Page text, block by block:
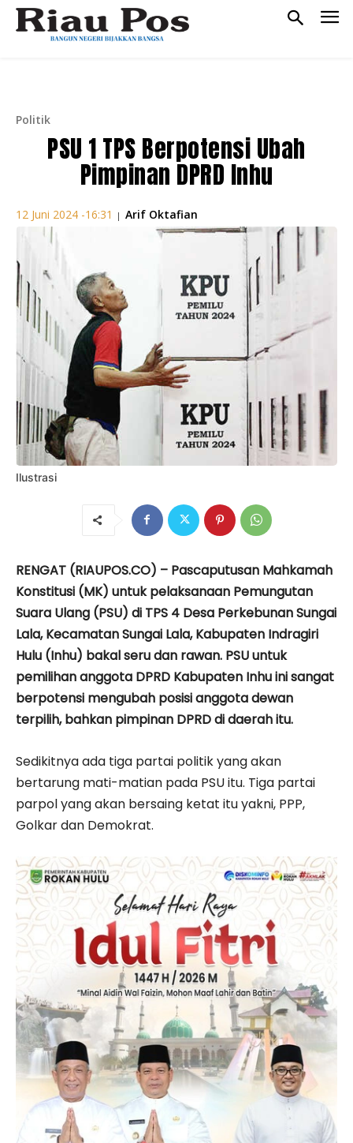
Politik
PSU 1 TPS Berpotensi Ubah
Pimpinan DPRD Inhu
12 Juni 2024 -16:31 | Arif Oktafian
Ilustrasi
RENGAT (RIAUPOS.CO) – Pascaputusan Mahkamah
Konstitusi (MK) untuk pelaksanaan Pemungutan
Suara Ulang (PSU) di TPS 4 Desa Perkebunan Sungai
Lala, Kecamatan Sungai Lala, Kabupaten Indragiri
Hulu (Inhu) bakal seru dan rawan. PSU untuk
pemilihan anggota DPRD Kabupaten Inhu ini sangat
berpotensi mengubah posisi anggota dewan
terpilih, bahkan pimpinan DPRD di daerah itu.
Sedikitnya ada tiga partai politik yang akan
bertarung mati-matian pada PSU itu. Tiga partai
parpol yang akan bersaing ketat itu yakni, PPP,
Golkar dan Demokrat.